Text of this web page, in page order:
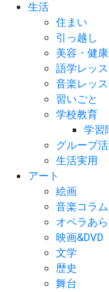
生活
住まい
引っ越し
美容・健康
語学レッ
音楽レッ
習いごと
学校教育
学習
グループ
生活実用
アート
絵画
音楽コラム
オペラあ
映画&DVD
文学
歴史
舞台